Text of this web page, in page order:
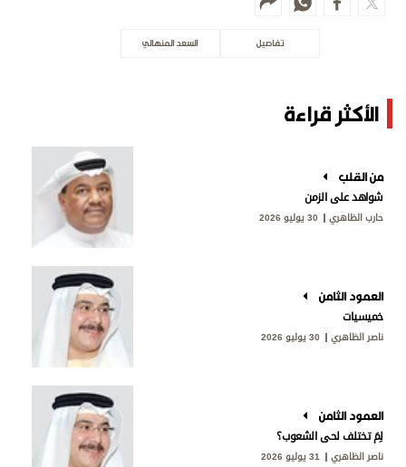
تفاصيل السعد المنهالي
الأكثر قراءة
من القلب
شواهد على الزمن
حارب الظاهري 30 يوليو 2026
العمود الثامن
خميسيات
ناصر الظاهري 30 يوليو 2026
العمود الثامن
لِمَ تختلف لحى الشعوب؟
ناصر الظاهري 31 يوليو 2026